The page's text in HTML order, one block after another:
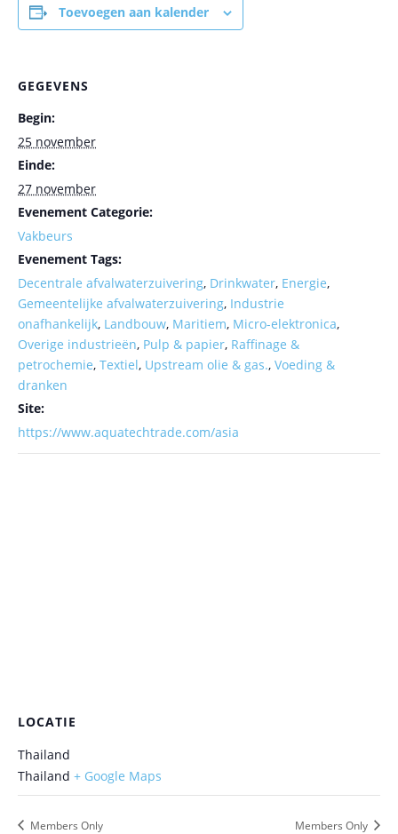
Toevoegen aan kalender
GEGEVENS
Begin:
25 november
Einde:
27 november
Evenement Categorie:
Vakbeurs
Evenement Tags:
Decentrale afvalwaterzuivering, Drinkwater, Energie,
Gemeentelijke afvalwaterzuivering, Industrie
onafhankelijk, Landbouw, Maritiem, Micro-elektronica,
Overige industrieën, Pulp & papier, Raffinage &
petrochemie, Textiel, Upstream olie & gas., Voeding &
dranken
Site:
https://www.aquatechtrade.com/asia
LOCATIE
Thailand
Thailand + Google Maps
Members Only Members Only